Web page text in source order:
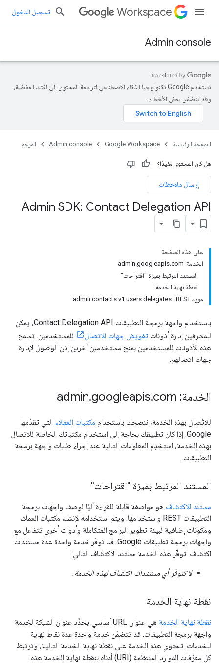
Workspace تسجيل الدخول
Admin console
تستخدم Google تكنولوجيا الذكاء الاصطناعي لترجمة المحتوى إلى لغتك المفضّلة،
وقد تتضمّن بعض الأخطاء.
الصفحة الرئيسية Google Workspace
Admin console المرجع
هل كان المحتوى مفيدًا؟
إرسال ملاحظات
Admin SDK: Contact Delegation API
على هذه الصفحة
الخدمة: admin.googleapis.com
المستند المرتبط بميزة "اقتراحات"
نقطة نهاية الخدمة
مورد REST: ‏ admin.contacts.v1.users.delegates
باستخدام واجهة برمجة التطبيقات Contact Delegation API، يمكن
للمشرفين إدارة أذونات تفويض جهات الاتصال
للمستخدمين. تسمح
هذه الأذونات للمستخدمين بمنح مستخدمين آخرين إذن الوصول لإدارة
جهات اتصالهم.
الخدمة: admin .googleapis.com
للاتّصال بهذه الخدمة، ننصحك باستخدام مكتبات العملاء التي تقدّمها
Google. إذا كان تطبيقك بحاجة إلى استخدام مكتباتك الخاصة للاتصال
بهذه الخدمة، استخدِم المعلومات التالية عند إجراء طلبات واجهة برمجة
التطبيقات.
المستند المرتبط بميزة "اقتراحات"
مستند الاكتشاف هو مواصفة قابلة للقراءة آليًا لوصف واجهات برمجة
التطبيقات REST واستخدامها. ويتم استخدامه لإنشاء مكتبات العملاء
ومكونات إضافية لبيئة تطوير البرامج المتكاملة وأدوات أخرى تتفاعل مع
واجهات برمجة تطبيقات Google. قد توفّر خدمة واحدة عدة مستندات
اكتشاف. توفّر هذه الخدمة مستند الاكتشاف التالي:
لا تتوفّر أي مستندات اكتشاف لهذه الخدمة.
نقطة نهاية الخدمة
نقطة نهاية الخدمة
هي عنوان URL أساسي يحدِّد عنوان الشبكة لخدمة
واجهة برمجة التطبيقات. قد تتضمّن خدمة واحدة عدة نقاط نهاية
للخدمات. تحتوي هذه الخدمة على نقطة نهاية الخدمة التالية، وترتبط
كل معرّفات الموارد المنتظمة (URI) أدناه بنقطة نهاية الخدمة هذه: